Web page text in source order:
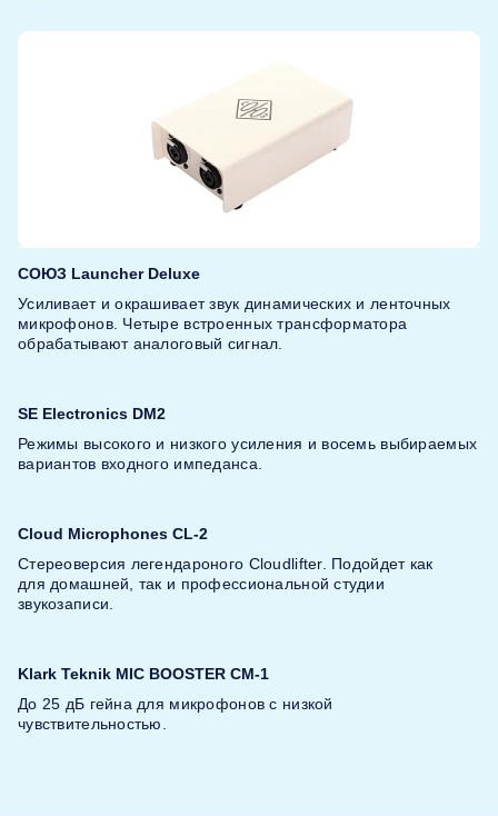
СОЮЗ Launcher Deluxe
Усиливает и окрашивает звук динамических и ленточных
микрофонов. Четыре встроенных трансформатора
обрабатывают аналоговый сигнал.
SE Electronics DM2
Режимы высокого и низкого усиления и восемь выбираемых
вариантов входного импеданса.
Cloud Microphones CL-2
Стереоверсия легендароного Cloudlifter. Подойдет как
для домашней, так и профессиональной студии
звукозаписи.
Klark Teknik MIC BOOSTER CM-1
До 25 дБ гейна для микрофонов с низкой
чувствительностью.